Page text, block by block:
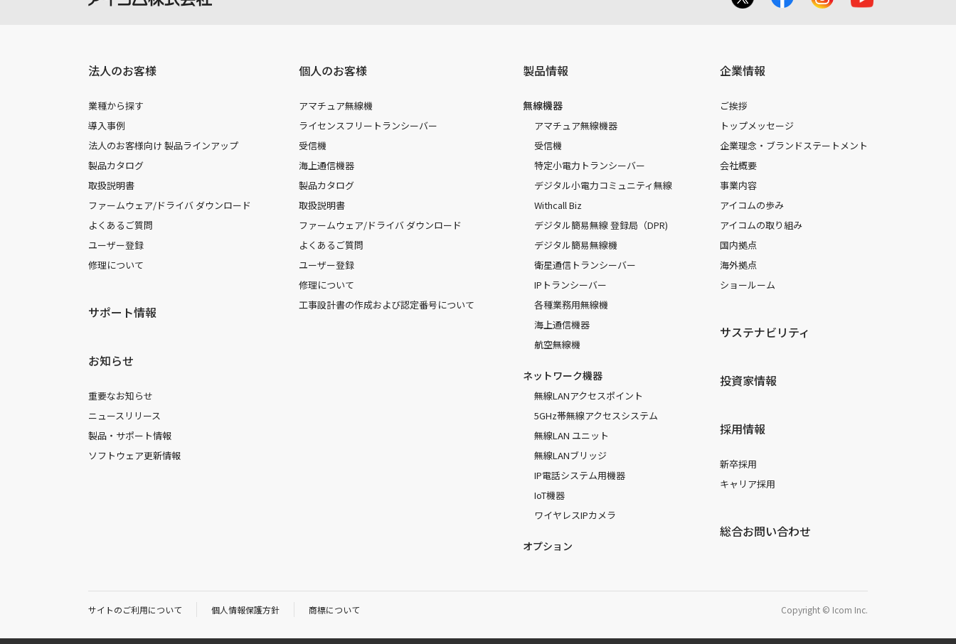
法人のお客様
業種から探す
導入事例
法人のお客様向け 製品ラインアップ
製品カタログ
取扱説明書
ファームウェア/ドライバ ダウンロード
よくあるご質問
ユーザー登録
修理について
サポート情報
お知らせ
重要なお知らせ
ニュースリリース
製品・サポート情報
ソフトウェア更新情報
個人のお客様
アマチュア無線機
ライセンスフリートランシーバー
受信機
海上通信機器
製品カタログ
取扱説明書
ファームウェア/ドライバ ダウンロード
よくあるご質問
ユーザー登録
修理について
工事設計書の作成および認定番号について
製品情報
無線機器
アマチュア無線機器
受信機
特定小電力トランシーバー
デジタル小電力コミュニティ無線
Withcall Biz
デジタル簡易無線 登録局（DPR)
デジタル簡易無線機
衛星通信トランシーバー
IPトランシーバー
各種業務用無線機
海上通信機器
航空無線機
ネットワーク機器
無線LANアクセスポイント
5GHz帯無線アクセスシステム
無線LAN ユニット
無線LANブリッジ
IP電話システム用機器
IoT機器
ワイヤレスIPカメラ
オプション
企業情報
ご挨拶
トップメッセージ
企業理念・ブランドステートメント
会社概要
事業内容
アイコムの歩み
アイコムの取り組み
国内拠点
海外拠点
ショールーム
サステナビリティ
投資家情報
採用情報
新卒採用
キャリア採用
総合お問い合わせ
サイトのご利用について 個人情報保護方針 商標について Copyright © Icom Inc.